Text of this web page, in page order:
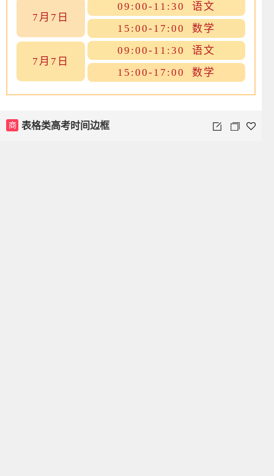
7月7日
09:00-11:30 语文
15:00-17:00 数学
7月7日
09:00-11:30 语文
15:00-17:00 数学
商 表格类高考时间边框